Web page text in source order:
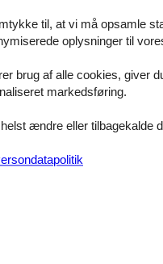
til, at vi må opsamle
oplysninger til
brug af alle cookies, giver
markedsføring.
ændre eller tilbagekalde